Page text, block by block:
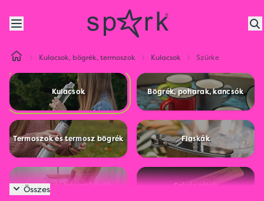
Kulacsok, bögrék, termoszok Kulacsok Szürke
Kulacsok Bögrék, poharak, kancsók
Termoszok és termosz bögrék Flaskák
Szettek és báreszközök Szívószálak
Összes